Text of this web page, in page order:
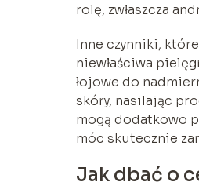
rolę, zwłaszcza
Inne czynniki,
niewłaściwa
łojowe do
skóry, nasilając
mogą dodatkowo
móc skutecznie
Jak dbać o